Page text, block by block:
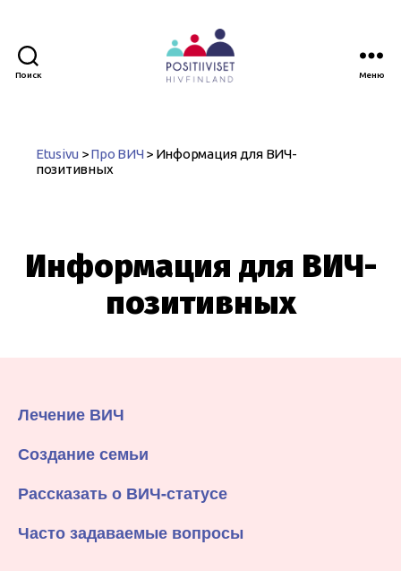
Поиск Меню
Etusivu >Про ВИЧ > Информация для ВИЧ-
позитивных
Информация для ВИЧ-
позитивных
Лечение ВИЧ
Создание семьи
Рассказать о ВИЧ-статусе
Часто задаваемые вопросы